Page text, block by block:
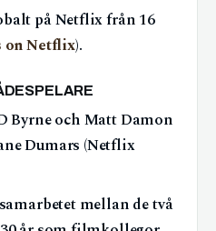
på Netflix från 16
on Netflix).
Byrne och Matt Damon
Dumars (Netflix
mellan de två